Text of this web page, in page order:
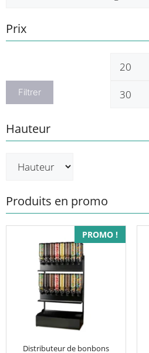
Prix
Prix
Filtrer
Hauteur
Produits en promo
PROMO !
Distributeur de bonbons